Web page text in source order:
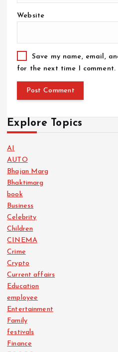
Website
Save my name, email,
for the next time I comment.
Explore Topics
AI
AUTO
Bhajan Marg
Bhaktimarg
book
Business
Celebrity
Children
CINEMA
Crime
Crypto
Current affairs
Education
employee
Entertainment
Family
festivals
Finance